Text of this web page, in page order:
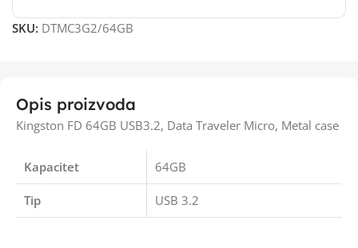
SKU: DTMC3G2/64GB
Opis proizvoda
Kingston FD 64GB USB3.2, Data Traveler Micro, Metal case
Kapacitet 64GB
Tip USB 3.2